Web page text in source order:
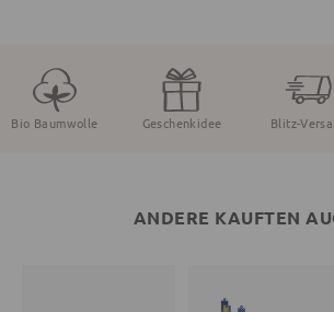
Bio Baumwolle Geschenkidee Blitz-
ANDERE KAUFTEN